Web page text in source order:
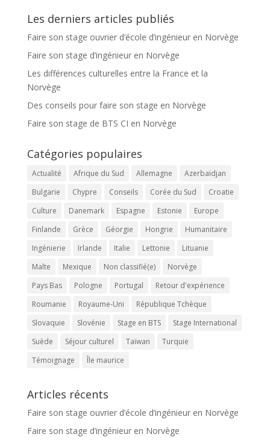
Les derniers articles publiés
Faire son stage ouvrier d’école d’ingénieur en Norvège
Faire son stage d’ingénieur en Norvège
Les différences culturelles entre la France et la
Norvège
Des conseils pour faire son stage en Norvège
Faire son stage de BTS CI en Norvège
Catégories populaires
Actualité Afrique du Sud Allemagne
Azerbaïdjan
Bulgarie
Chypre Conseils Corée du Sud
Croatie
Culture
Danemark Espagne Estonie
Europe
Finlande
Grèce Géorgie Hongrie
Humanitaire
Ingénierie
Irlande Italie Lettonie
Lituanie
Malte
Mexique Non classifié(e)
Norvège
Pays Bas
Pologne Portugal
Retour d'expérience
Roumanie
Royaume-Uni
République Tchèque
Slovaquie
Slovénie Stage en BTS
Stage International
Suède
Séjour culturel Taïwan
Turquie
Témoignage
Île maurice
Articles récents
Faire son stage ouvrier d’école d’ingénieur en Norvège
Faire son stage d’ingénieur en Norvège